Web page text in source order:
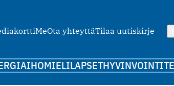
MeOta yhteyttäTilaa uutiskirje
IHOMIELILAPSETHYVINVOINTI